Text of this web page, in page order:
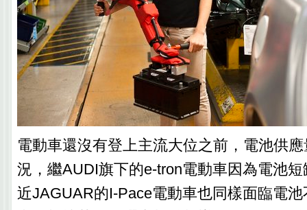
電動車還沒有登上主流大位之前，電池供
況，繼AUDI旗下的e-tron電動車因為電池
近JAGUAR的I-Pace電動車也同樣面臨電